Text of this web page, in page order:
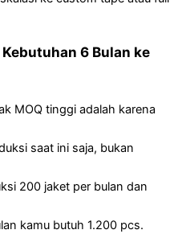
6 Bulan ke
MOQ tinggi adalah karena
saat ini saja, bukan
200 jaket per bulan dan
kamu butuh 1.200 pcs.